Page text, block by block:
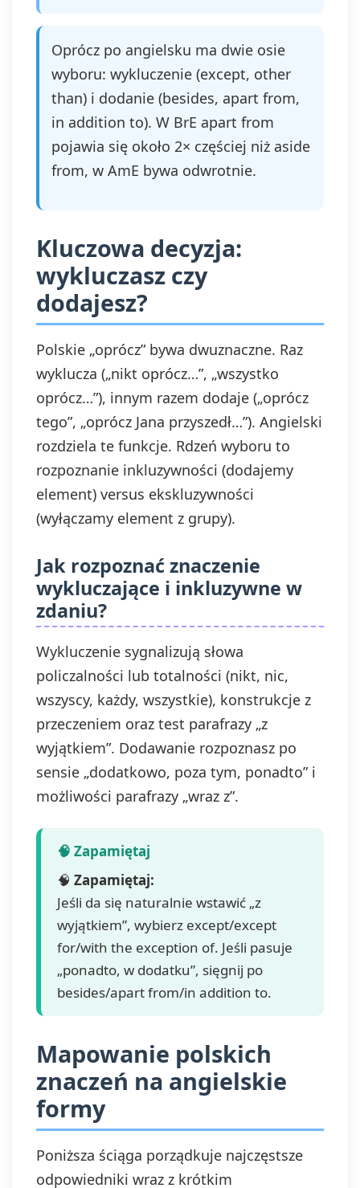
Oprócz po angielsku ma dwie osie
wyboru: wykluczenie (except, other
than) i dodanie (besides, apart from,
in addition to). W BrE apart from
pojawia się około 2× częściej niż aside
from, w AmE bywa odwrotnie.
Kluczowa decyzja:
wykluczasz czy
dodajesz?
Polskie „oprócz” bywa dwuznaczne. Raz
wyklucza („nikt oprócz…”, „wszystko
oprócz…”), innym razem dodaje („oprócz
tego”, „oprócz Jana przyszedł…”). Angielski
rozdziela te funkcje. Rdzeń wyboru to
rozpoznanie inkluzywności (dodajemy
element) versus ekskluzywności
(wyłączamy element z grupy).
Jak rozpoznać znaczenie
wykluczające i inkluzywne w
zdaniu?
Wykluczenie sygnalizują słowa
policzalności lub totalności (nikt, nic,
wszyscy, każdy, wszystkie), konstrukcje z
przeczeniem oraz test parafrazy „z
wyjątkiem”. Dodawanie rozpoznasz po
sensie „dodatkowo, poza tym, ponadto” i
możliwości parafrazy „wraz z”.
🧠 Zapamiętaj:
Jeśli da się naturalnie wstawić „z
wyjątkiem”, wybierz except/except
for/with the exception of. Jeśli pasuje
„ponadto, w dodatku”, sięgnij po
besides/apart from/in addition to.
Mapowanie polskich
znaczeń na angielskie
formy
Poniższa ściąga porządkuje najczęstsze
odpowiedniki wraz z krótkim